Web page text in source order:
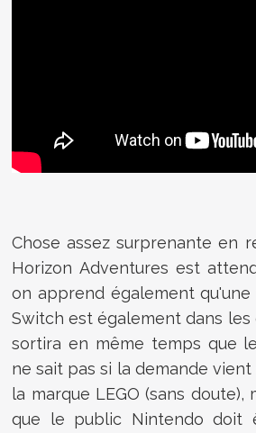
Chose assez surprenante en
Horizon Adventures est
on apprend également
Switch est également dans les
sortira en même temps que
ne sait pas si la demande
la marque LEGO (sans doute),
que le public Nintendo doit